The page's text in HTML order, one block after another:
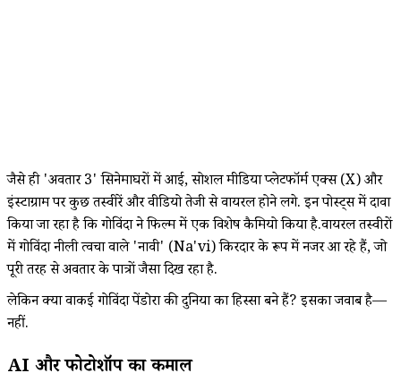
जैसे ही 'अवतार 3' सिनेमाघरों में आई, सोशल मीडिया प्लेटफॉर्म एक्स (X) और
इंस्टाग्राम पर कुछ तस्वीरें और वीडियो तेजी से वायरल होने लगे. इन पोस्ट्स में दावा
किया जा रहा है कि गोविंदा ने फिल्म में एक विशेष कैमियो किया है.वायरल तस्वीरों
में गोविंदा नीली त्वचा वाले 'नावी' (Na'vi) किरदार के रूप में नजर आ रहे हैं, जो
पूरी तरह से अवतार के पात्रों जैसा दिख रहा है.
लेकिन क्या वाकई गोविंदा पेंडोरा की दुनिया का हिस्सा बने हैं? इसका जवाब है—
नहीं.
AI और फोटोशॉप का कमाल